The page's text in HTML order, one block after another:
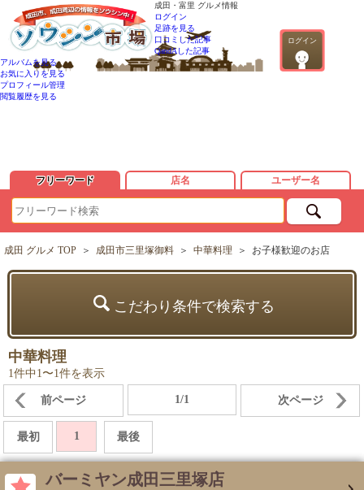
成田・富里 グルメ情報
ログイン
ログイン
足跡を見る
口コミした記事
QandAした記事
アルバムを見る
お気に入りを見る
プロフィール管理
閲覧履歴を見る
フリーワード 店名 ユーザー名
成田 グルメ TOP ＞ 成田市三里塚御料 ＞ 中華料理 ＞ お子様歓迎のお店
こだわり条件で検索する
中華料理
1件中1〜1件を表示
前ページ 1/1 次ページ
最初 1 最後
バーミヤン成田三里塚店